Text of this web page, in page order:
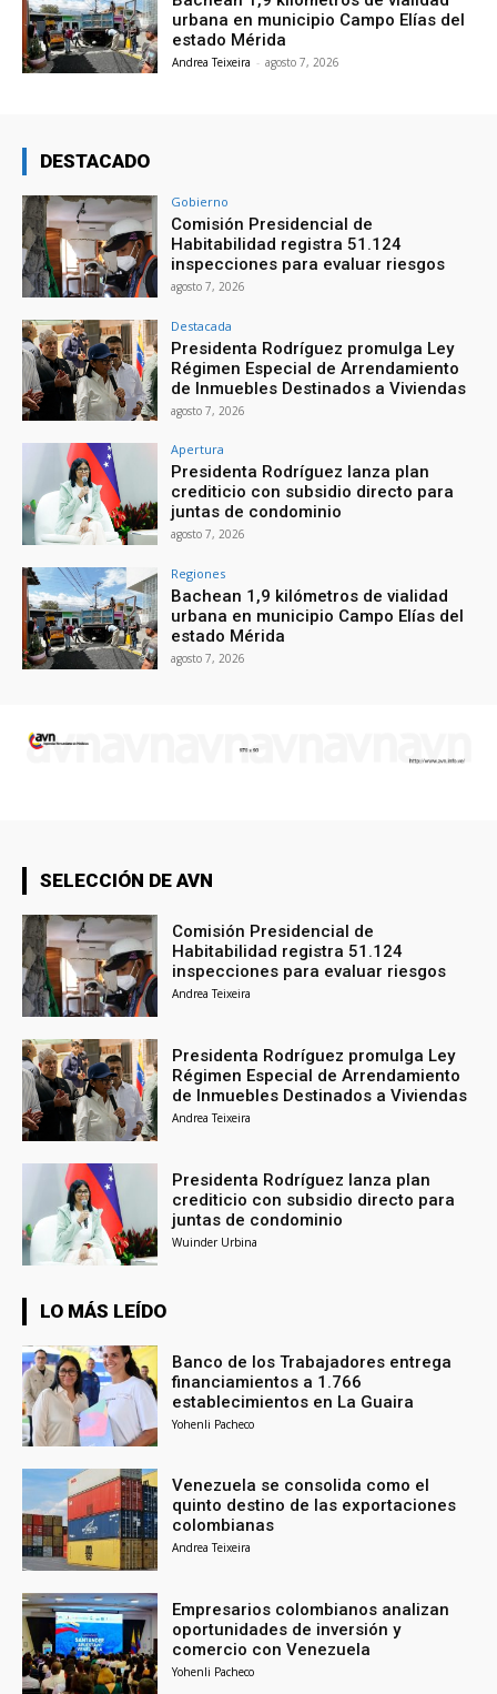
urbana en municipio Campo Elías del
estado Mérida
Andrea Teixeira - agosto 7, 2026
DESTACADO
Gobierno
Comisión Presidencial de
Habitabilidad registra 51.124
inspecciones para evaluar riesgos
agosto 7, 2026
Destacada
Presidenta Rodríguez promulga Ley
Régimen Especial de Arrendamiento
de Inmuebles Destinados a Viviendas
agosto 7, 2026
Apertura
Presidenta Rodríguez lanza plan
crediticio con subsidio directo para
juntas de condominio
agosto 7, 2026
Regiones
Bachean 1,9 kilómetros de vialidad
urbana en municipio Campo Elías del
estado Mérida
agosto 7, 2026
SELECCIÓN DE AVN
Comisión Presidencial de
Habitabilidad registra 51.124
inspecciones para evaluar riesgos
Andrea Teixeira
Presidenta Rodríguez promulga Ley
Régimen Especial de Arrendamiento
de Inmuebles Destinados a Viviendas
Andrea Teixeira
Presidenta Rodríguez lanza plan
crediticio con subsidio directo para
juntas de condominio
Wuinder Urbina
LO MÁS LEÍDO
Banco de los Trabajadores entrega
financiamientos a 1.766
establecimientos en La Guaira
Yohenli Pacheco
Venezuela se consolida como el
quinto destino de las exportaciones
colombianas
Andrea Teixeira
Empresarios colombianos analizan
oportunidades de inversión y
comercio con Venezuela
Yohenli Pacheco